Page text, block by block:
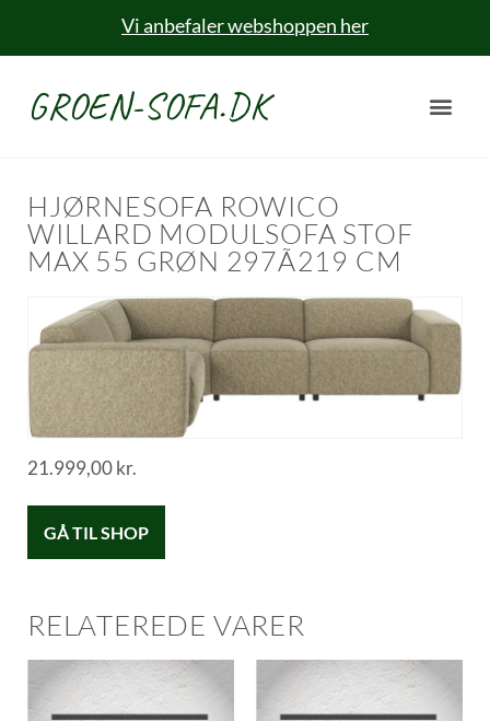
Vi anbefaler webshoppen her
GROEN-SOFA.DK
HJØRNESOFA ROWICO
WILLARD MODULSOFA STOF
MAX 55 GRØN 297Ã219 CM
21.999,00kr.
GÅ TIL SHOP
RELATEREDE VARER